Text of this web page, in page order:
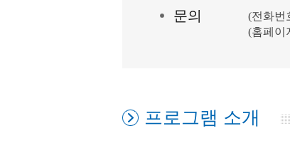
문의 (전화번
(홈페이
프로그램 소개